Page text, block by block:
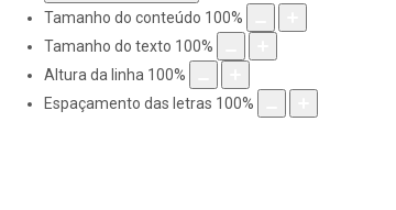
Tamanho do conteúdo 100%
Tamanho do texto 100%
Altura da linha 100%
Espaçamento das letras 100%